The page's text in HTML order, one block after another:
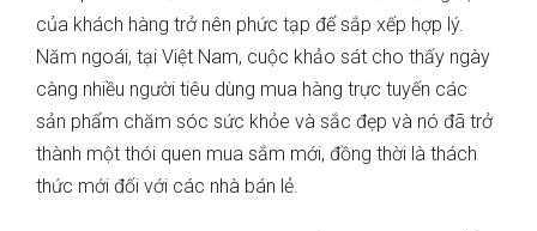
của khách hàng trở nên phức tạp để sắp xếp hợp lý.
Năm ngoái, tại Việt Nam, cuộc khảo sát cho thấy ngày
càng nhiều người tiêu dùng mua hàng trực tuyến các
sản phẩm chăm sóc sức khỏe và sắc đẹp và nó đã trở
thành một thói quen mua sắm mới, đồng thời là thách
thức mới đối với các nhà bán lẻ.